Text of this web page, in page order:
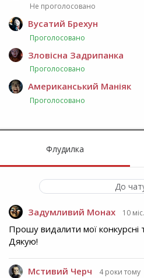
Не проголосовано
Вусатий Брехун
Проголосовано
Зловісна Задрипанка
Проголосовано
Американський Маніяк
Проголосовано
Флудилка
До
Задумливий Монах 10
Прошу видалити мої конкурсні
Дякую!
Мстивий Черч 4 роки тому